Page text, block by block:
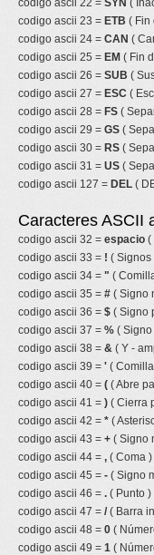
codigo ascii 22 = SYN (
codigo ascii 23 = ETB ( Fin
codigo ascii 24 = CAN (
codigo ascii 25 = EM ( Fin
codigo ascii 26 = SUB (
codigo ascii 27 = ESC (
codigo ascii 28 = FS (
codigo ascii 29 = GS (
codigo ascii 30 = RS (
codigo ascii 31 = US (
codigo ascii 127 = DEL (
Caracteres ASCII
codigo ascii 32 = espacio (
codigo ascii 33 = ! ( Signos
codigo ascii 34 = " (
codigo ascii 35 = # ( Signo
codigo ascii 36 = $ ( Signo
codigo ascii 37 = % (
codigo ascii 38 = & ( Y -
codigo ascii 39 = ' (
codigo ascii 40 = ( ( Abre
codigo ascii 41 = ) ( Cierra
codigo ascii 42 = * (
codigo ascii 43 = + ( Signo
codigo ascii 44 = , ( Coma )
codigo ascii 45 = - ( Signo
codigo ascii 46 = . ( Punto )
codigo ascii 47 = /( Barra
codigo ascii 48 = 0 (
codigo ascii 49 = 1 (